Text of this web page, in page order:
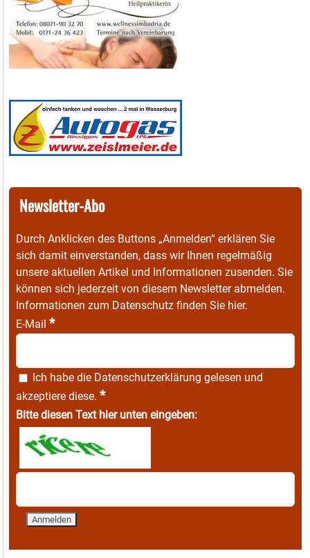
Newsletter-Abo
Durch Anklicken des Buttons „Anmelden“ erklären Sie
sich damit einverstanden, dass wir Ihnen regelmäßig
unsere aktuellen Artikel und Informationen zusenden. Sie
können sich jederzeit von diesem Newsletter abmelden.
Informationen zum Datenschutz finden Sie hier.
E-Mail *
Ich habe die Datenschutzerklärung gelesen und
akzeptiere diese. *
Bitte diesen Text hier unten eingeben: